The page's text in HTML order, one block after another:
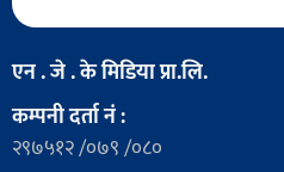
एन . जे . के मिडिया प्रा.लि.
कम्पनी दर्ता नं :
२९७५१२ /०७९ /०८०